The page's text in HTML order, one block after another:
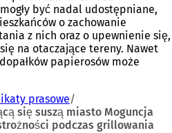
być nadal udostępniane,
o zachowanie
z nich oraz o upewnienie się,
na otaczające tereny. Nawet
papierosów może
prasowe
się suszą miasto Moguncja
podczas grillowania